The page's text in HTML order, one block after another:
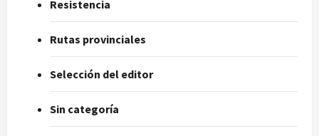
Resistencia
Rutas provinciales
Selección del editor
Sin categoría